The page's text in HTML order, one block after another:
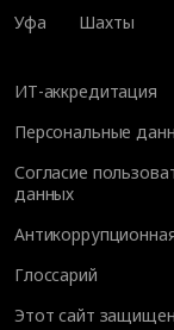
Уфа
Шахты
ИТ-аккредитация
Персональные
Согласие
данных
Глоссарий
Этот сайт